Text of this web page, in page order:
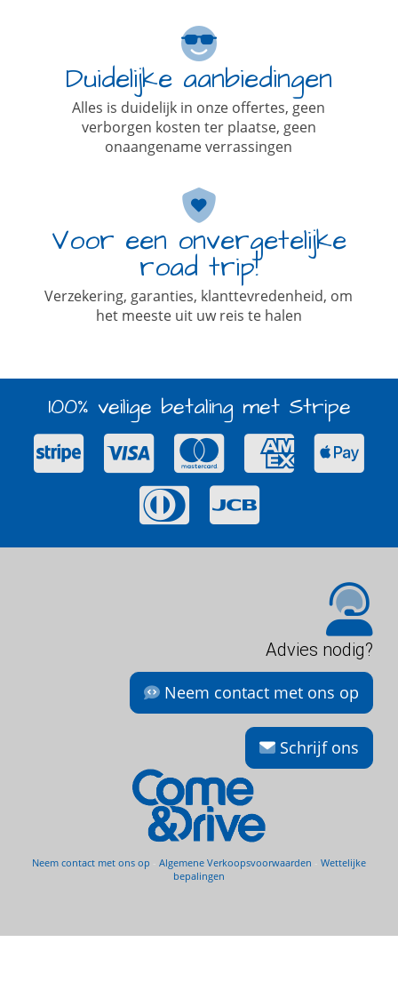
Duidelijke aanbiedingen
Alles is duidelijk in onze offertes, geen
verborgen kosten ter plaatse, geen
onaangename verrassingen
Voor een onvergetelijke
road trip!
Verzekering, garanties, klanttevredenheid, om
het meeste uit uw reis te halen
100% veilige betaling met Stripe
Advies nodig?
Neem contact met ons op
Schrijf ons
Neem contact met ons op Algemene Verkoopsvoorwaarden
Wettelijke
bepalingen